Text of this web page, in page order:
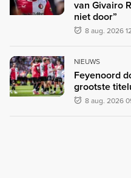
van Givairo
niet door”
8 aug. 2026
NIEUWS
Feyenoord
grootste
8 aug. 2026